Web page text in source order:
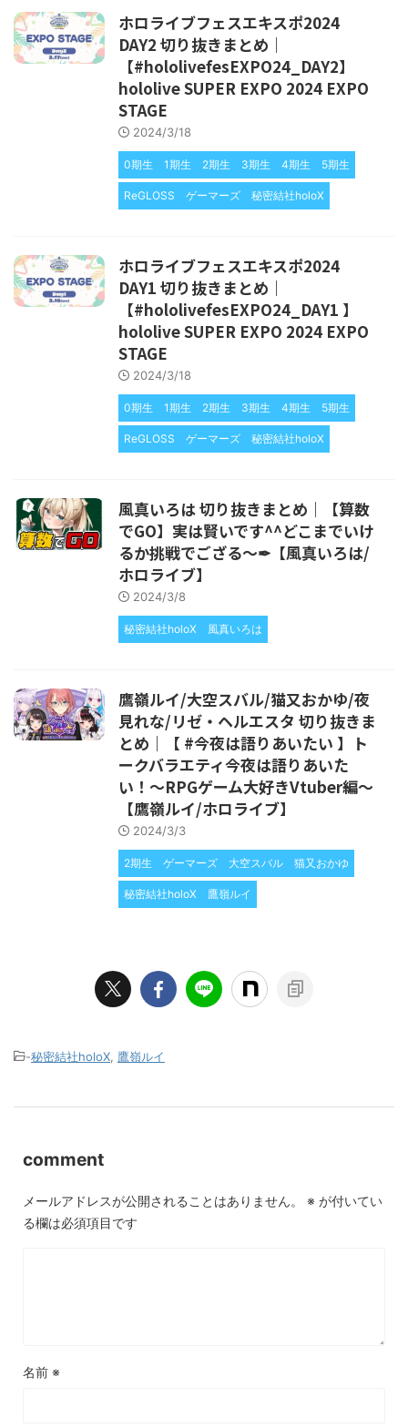
ホロライブフェスエキスポ2024
DAY2 切り抜きまとめ｜
【#hololivefesEXPO24_DAY2】
hololive SUPER EXPO 2024 EXPO
STAGE
2024/3/18
0期生 1期生 2期生 3期生 4期生 5期生
ReGLOSS ゲーマーズ 秘密結社holoX
ホロライブフェスエキスポ2024
DAY1 切り抜きまとめ｜
【#hololivefesEXPO24_DAY1 】
hololive SUPER EXPO 2024 EXPO
STAGE
2024/3/18
0期生 1期生 2期生 3期生 4期生 5期生
ReGLOSS ゲーマーズ 秘密結社holoX
風真いろは 切り抜きまとめ｜【算数
でGO】実は賢いです^^どこまでいけ
るか挑戦でござる～✒【風真いろは/
ホロライブ】
2024/3/8
秘密結社holoX 風真いろは
鷹嶺ルイ/大空スバル/猫又おかゆ/夜
見れな/リゼ・ヘルエスタ 切り抜きま
とめ｜【 #今夜は語りあいたい 】ト
ークバラエティ今夜は語りあいた
い！～RPGゲーム大好きVtuber編～
【鷹嶺ルイ/ホロライブ】
2024/3/3
2期生 ゲーマーズ 大空スバル 猫又おかゆ
秘密結社holoX 鷹嶺ルイ
-秘密結社holoX, 鷹嶺ルイ
comment
メールアドレスが公開されることはありません。 ※ が付いてい
る欄は必須項目です
名前 ※